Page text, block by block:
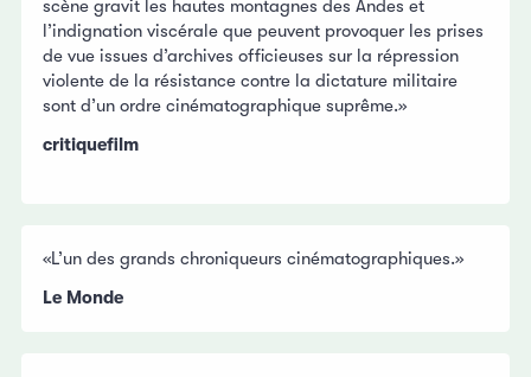
scène gravit les hautes montagnes des Andes et
l’indignation viscérale que peuvent provoquer les prises
de vue issues d’archives officieuses sur la répression
violente de la résistance contre la dictature militaire
sont d’un ordre cinématographique suprême.»
critiquefilm
«L’un des grands chroniqueurs cinématographiques.»
Le Monde